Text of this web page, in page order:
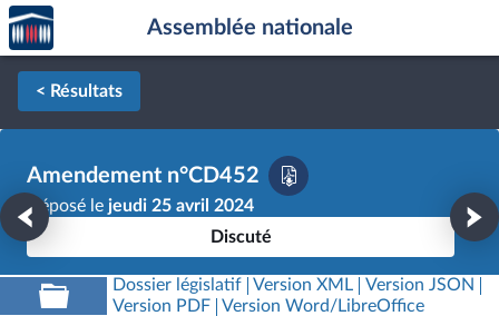
Aller au contenu
Aller en bas de la page
Accèder
à la
page
d'accueil
Assemblée nationale
< Résultats
Amendement n°CD452
Déposé le jeudi 25 avril 2024
Discuté
Dossier législatif Version XML
Version JSON
Version PDF
Version Word/LibreOffice